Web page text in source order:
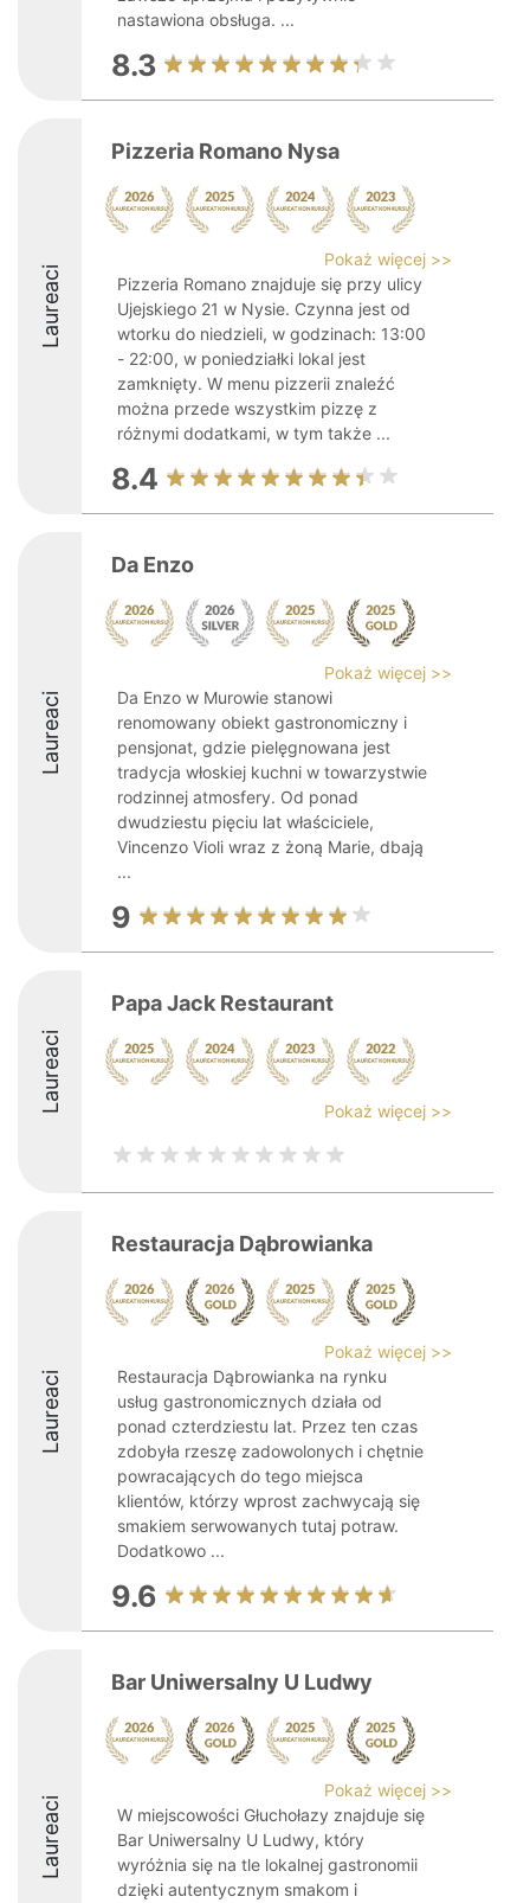
nastawiona obsługa. ...
8.3
Laureaci
Pizzeria Romano Nysa
Pokaż więcej >>
Pizzeria Romano znajduje się przy ulicy
Ujejskiego 21 w Nysie. Czynna jest od
wtorku do niedzieli, w godzinach: 13:00
- 22:00, w poniedziałki lokal jest
zamknięty. W menu pizzerii znaleźć
można przede wszystkim pizzę z
różnymi dodatkami, w tym także ...
8.4
Laureaci
Da Enzo
Pokaż więcej >>
Da Enzo w Murowie stanowi
renomowany obiekt gastronomiczny i
pensjonat, gdzie pielęgnowana jest
tradycja włoskiej kuchni w towarzystwie
rodzinnej atmosfery. Od ponad
dwudziestu pięciu lat właściciele,
Vincenzo Violi wraz z żoną Marie, dbają
...
9
Laureaci
Papa Jack Restaurant
Pokaż więcej >>
Laureaci
Restauracja Dąbrowianka
Pokaż więcej >>
Restauracja Dąbrowianka na rynku
usług gastronomicznych działa od
ponad czterdziestu lat. Przez ten czas
zdobyła rzeszę zadowolonych i chętnie
powracających do tego miejsca
klientów, którzy wprost zachwycają się
smakiem serwowanych tutaj potraw.
Dodatkowo ...
9.6
Laureaci
Bar Uniwersalny U Ludwy
Pokaż więcej >>
W miejscowości Głuchołazy znajduje się
Bar Uniwersalny U Ludwy, który
wyróżnia się na tle lokalnej gastronomii
dzięki autentycznym smakom i